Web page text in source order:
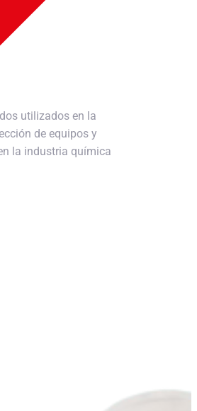
utilizados en la
de equipos y
la industria química